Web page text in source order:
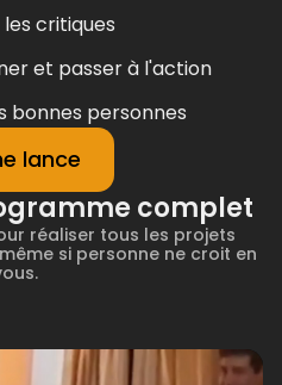
critiques
et passer à l'action
bonnes personnes
lance
complet
réaliser tous les projets
si personne ne croit en